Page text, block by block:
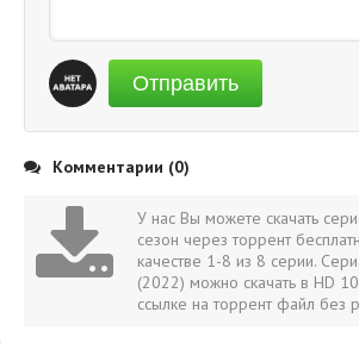
Отправить
Комментарии (0)
У нас Вы можете скачать
сезон через торрент
качестве 1-8 из 8 серии.
(2022) можно скачать в HD
ссылке на торрент файл без